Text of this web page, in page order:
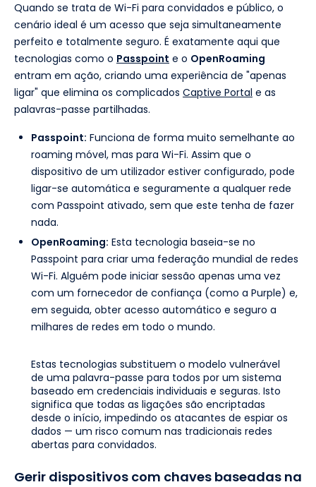
Quando se trata de Wi-Fi para convidados e público, o
cenário ideal é um acesso que seja simultaneamente
perfeito e totalmente seguro. É exatamente aqui que
tecnologias como o Passpoint e o OpenRoaming
entram em ação, criando uma experiência de "apenas
ligar" que elimina os complicados Captive Portal e as
palavras-passe partilhadas.
Passpoint: Funciona de forma muito semelhante ao
roaming móvel, mas para Wi-Fi. Assim que o
dispositivo de um utilizador estiver configurado, pode
ligar-se automática e seguramente a qualquer rede
com Passpoint ativado, sem que este tenha de fazer
nada.
OpenRoaming: Esta tecnologia baseia-se no
Passpoint para criar uma federação mundial de redes
Wi-Fi. Alguém pode iniciar sessão apenas uma vez
com um fornecedor de confiança (como a Purple) e,
em seguida, obter acesso automático e seguro a
milhares de redes em todo o mundo.
Estas tecnologias substituem o modelo vulnerável
de uma palavra-passe para todos por um sistema
baseado em credenciais individuais e seguras. Isto
significa que todas as ligações são encriptadas
desde o início, impedindo os atacantes de espiar os
dados — um risco comum nas tradicionais redes
abertas para convidados.
Gerir dispositivos com chaves baseadas na